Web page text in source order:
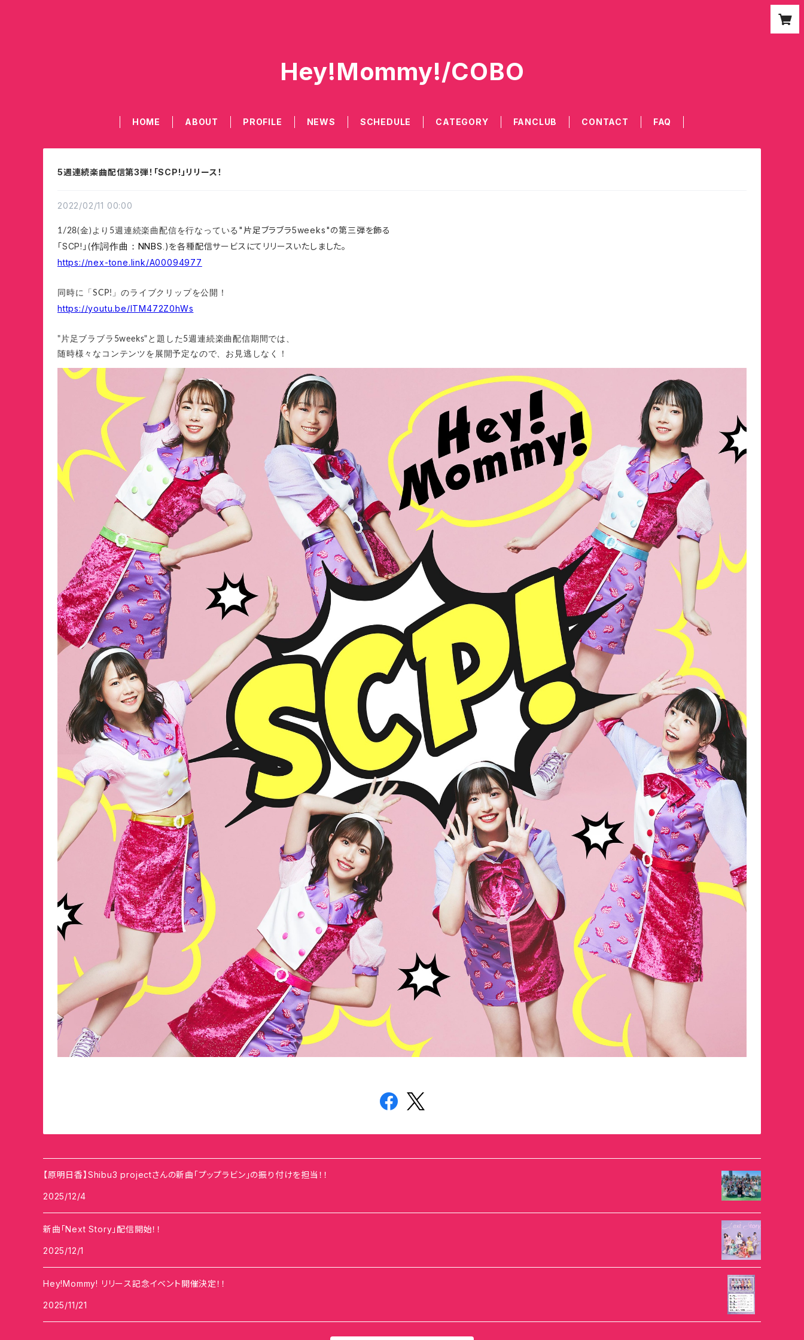
Hey!Mommy!/COBO
HOME ABOUT PROFILE NEWS SCHEDULE CATEGORY FANCLUB CONTACT FAQ
5週連続楽曲配信第3弾！「SCP!」リリース！
2022/02/11 00:00
1/28(金)より5週連続楽曲配信を行なっている "片足ブラブラ5weeks"の第三弾を飾る
「SCP!」 (作詞作曲：NNBS.)を各種配信サービスにてリリースいたしました。
https://nex-tone.link/A00094977
同時に「SCP!」のライブクリップを公開！
https://youtu.be/lTM472Z0hWs
"片足ブラブラ5weeks"と題した5週連続楽曲配信期間では、
随時様々なコンテンツを展開予定なので、お見逃しなく！
【原明日香】Shibu3 projectさんの新曲「プップラビン」の振り付けを担当！！
2025/12/4
新曲「Next Story」配信開始！！
2025/12/1
Hey!Mommy! リリース記念イベント開催決定！！
2025/11/21